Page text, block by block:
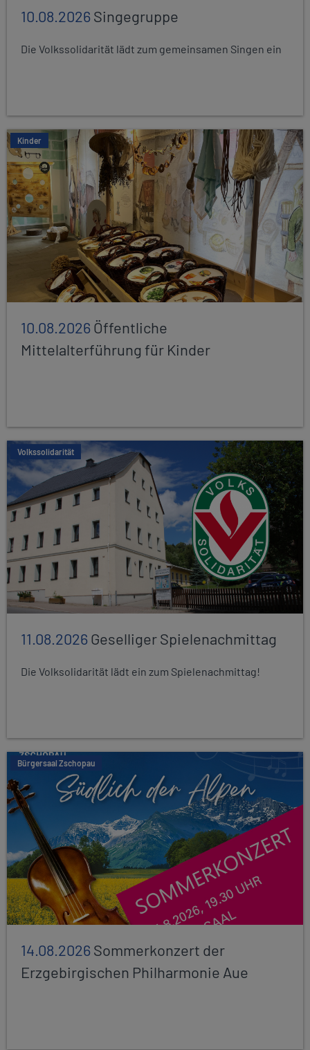
10.08.2026Singegruppe
Die Volkssolidarität lädt zum gemeinsamen Singen ein
Kinder
10.08.2026Öffentliche
Mittelalterführung für Kinder
Volkssolidarität
11.08.2026Geselliger Spielenachmittag
Die Volksolidarität lädt ein zum Spielenachmittag!
Bürgersaal Zschopau
14.08.2026Sommerkonzert der
Erzgebirgischen Philharmonie Aue